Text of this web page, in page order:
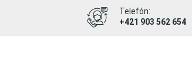
Telefón:
+421 903 562 654